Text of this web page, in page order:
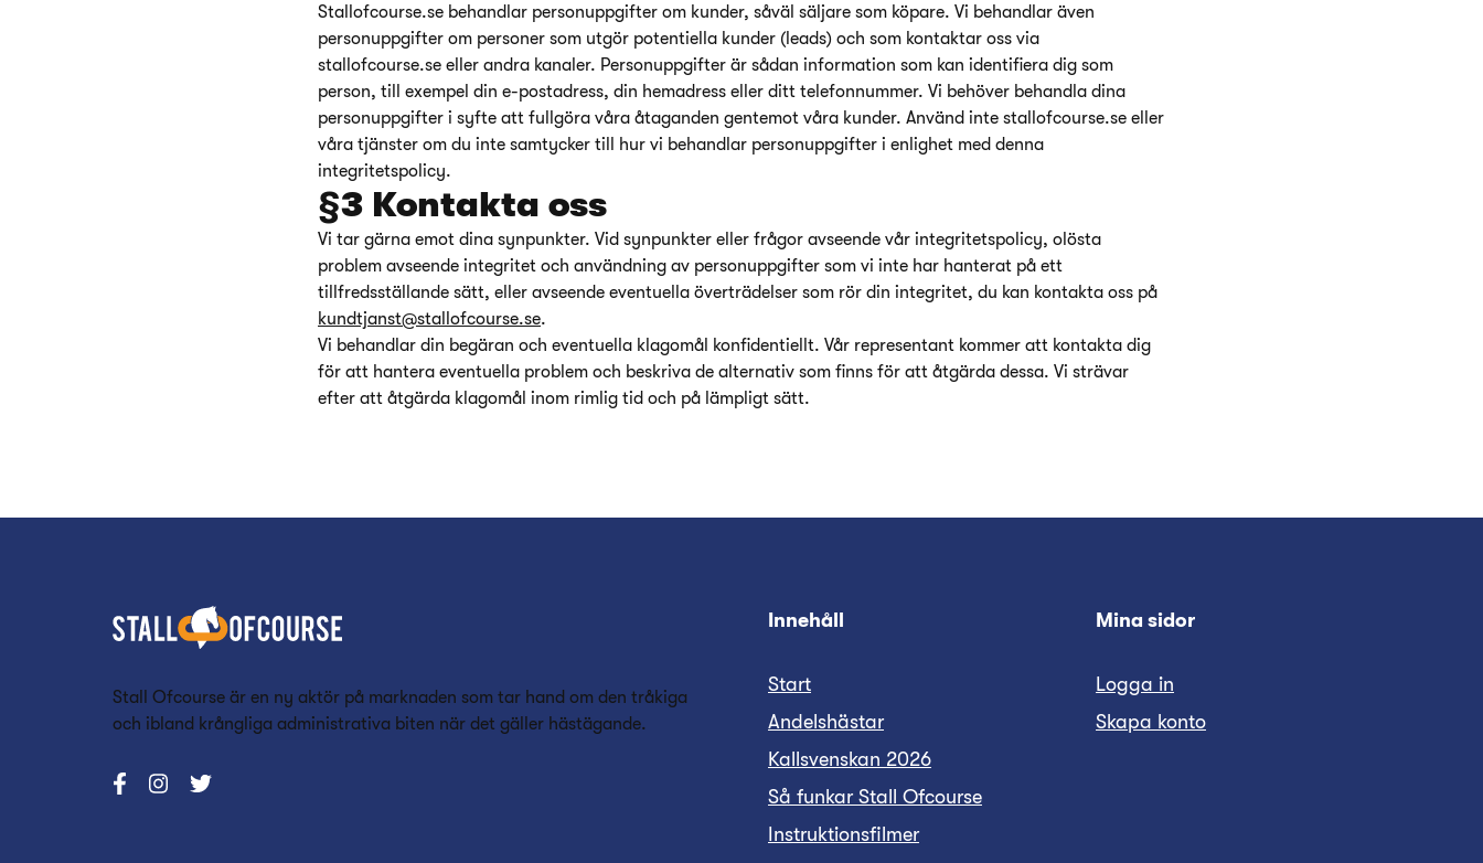
Stallofcourse.se behandlar personuppgifter om kunder, såväl säljare som köpare. Vi behandlar även
personuppgifter om personer som utgör potentiella kunder (leads) och som kontaktar oss via
stallofcourse.se eller andra kanaler. Personuppgifter är sådan information som kan identifiera dig som
person, till exempel din e-postadress, din hemadress eller ditt telefonnummer. Vi behöver behandla dina
personuppgifter i syfte att fullgöra våra åtaganden gentemot våra kunder. Använd inte stallofcourse.se eller
våra tjänster om du inte samtycker till hur vi behandlar personuppgifter i enlighet med denna
integritetspolicy.
§3 Kontakta oss
Vi tar gärna emot dina synpunkter. Vid synpunkter eller frågor avseende vår integritetspolicy, olösta
problem avseende integritet och användning av personuppgifter som vi inte har hanterat på ett
tillfredsställande sätt, eller avseende eventuella överträdelser som rör din integritet, du kan kontakta oss på
kundtjanst@stallofcourse.se.
Vi behandlar din begäran och eventuella klagomål konfidentiellt. Vår representant kommer att kontakta dig
för att hantera eventuella problem och beskriva de alternativ som finns för att åtgärda dessa. Vi strävar
efter att åtgärda klagomål inom rimlig tid och på lämpligt sätt.
Stall Ofcourse är en ny aktör på marknaden som tar hand om den tråkiga
och ibland krångliga administrativa biten när det gäller hästägande.
Innehåll
Start
Andelshästar
Kallsvenskan 2026
Så funkar Stall Ofcourse
Instruktionsfilmer
Mina sidor
Logga in
Skapa konto